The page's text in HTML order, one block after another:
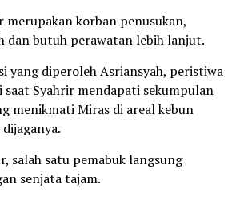
merupakan korban penusukan,
dan butuh perawatan lebih lanjut.
yang diperoleh Asriansyah, peristiwa
Syahrir mendapati sekumpulan
menikmati Miras di areal kebun
salah satu pemabuk langsung
senjata tajam.